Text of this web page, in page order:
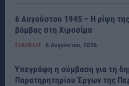
6 Αυγούστου 1945 – Η ρίψη
βόμβας στη Χιροσίμα
ΕΙΔΗΣΕΙΣ 6 Αυγούστου, 2026
Υπεγράφη η σύμβαση για τη
Παρατηρητηρίου Έργων της